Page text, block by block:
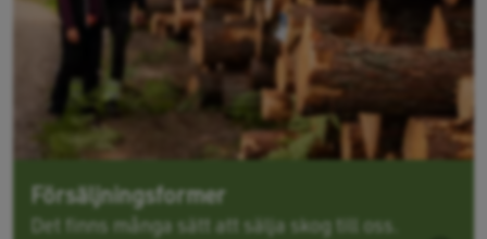
Försäljningsformer
Det finns många sätt att sälja skog till oss.